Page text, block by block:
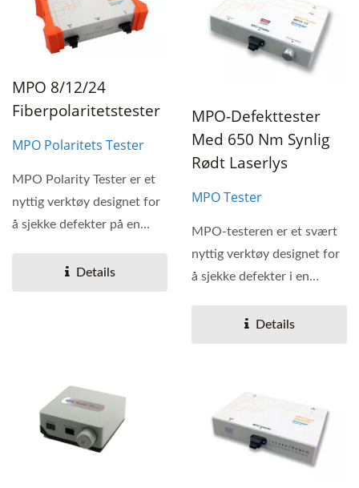
MPO 8/12/24
Fiberpolaritetstester
MPO Polaritets Tester
MPO Polarity Tester er et
nyttig verktøy designet for
å sjekke defekter på en
Details
MPO-Defekttester
Med 650 Nm Synlig
Rødt Laserlys
MPO Tester
MPO-testeren er et svært
nyttig verktøy designet for
å sjekke defekter i en
fiberoptiske...Details